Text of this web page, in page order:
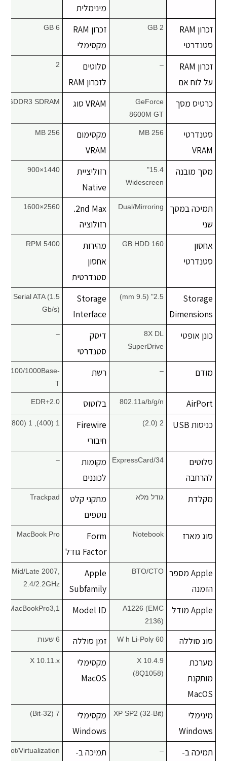
מינימלית
זכרון RAM
סטנדרטי
2 GB
זכרון RAM
מקסימלי
6 GB
זכרון RAM
על לוח אם
–
סלוטים
לזכרון RAM
2
כרטיס מסך
GeForce
8600M GT
VRAM סוג GDDR3 SDRAM
סטנדרטי
VRAM
256 MB
מקסימום
VRAM
256 MB
מסך מובנה
15.4"
Widescreen
רזוליציית
Native
1440×900
תמיכה במסך
שני
Dual/Mirroring
2nd Max.
רזולוציה
2560×1600
אחסון
סטנדרטי
160 GB HDD
מהירות
אחסון
סטנדרטית
5400 RPM
Storage
Dimensions
2.5" (9.5 mm)
Storage
Interface
Serial ATA (1.5
Gb/s)
כונן אופטי
8X DL
SuperDrive
דיסק
סטנדרטי
–
מודם – רשת
10/100/1000Base-
T
AirPort
802.11a/b/g/n בלוטוס 2.0+EDR
כניסות USB 2 (2.0)
Firewire
חיבורי
1 (400), 1 (800)
סלוטים
להרחבה
ExpressCard/34
מקומות
לכוננים
–
מקלדת גודל מלא
מתקני קלט
נוספים
Trackpad
סוג מארז Notebook
Form
Factor גודל
MacBook Pro
Apple מספר
הזמנה
BTO/CTO
Apple
Subfamily
Mid/Late 2007,
2.4/2.2GHz
Apple מודל
A1226 (EMC
2136)
Model ID
MacBookPro3,1
סוג סוללה 60 W h Li-Poly זמן סוללה 6 שעות
מערכת
מותקנת
MacOS
X 10.4.9
(8Q1058)
מקסימלי
MacOS
X 10.11.x
מינימלי
Windows
XP SP2 (32-Bit)
מקסימלי
Windows
7 (32-Bit)
תמיכה ב- – תמיכה ב- Boot/Virtualization